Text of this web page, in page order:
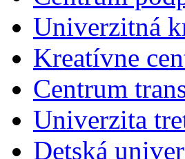
Univerzitná
Kreatívne
Centrum
Univerzita
Detská